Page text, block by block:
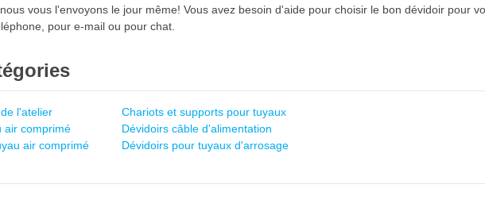
vous l'envoyons le jour même! Vous avez besoin d'aide pour choisir le bon dévidoir pour
pour e-mail ou pour chat.
l'atelier
air comprimé
air comprimé
Chariots et supports pour tuyaux
Dévidoirs câble d'alimentation
Dévidoirs pour tuyaux d'arrosage